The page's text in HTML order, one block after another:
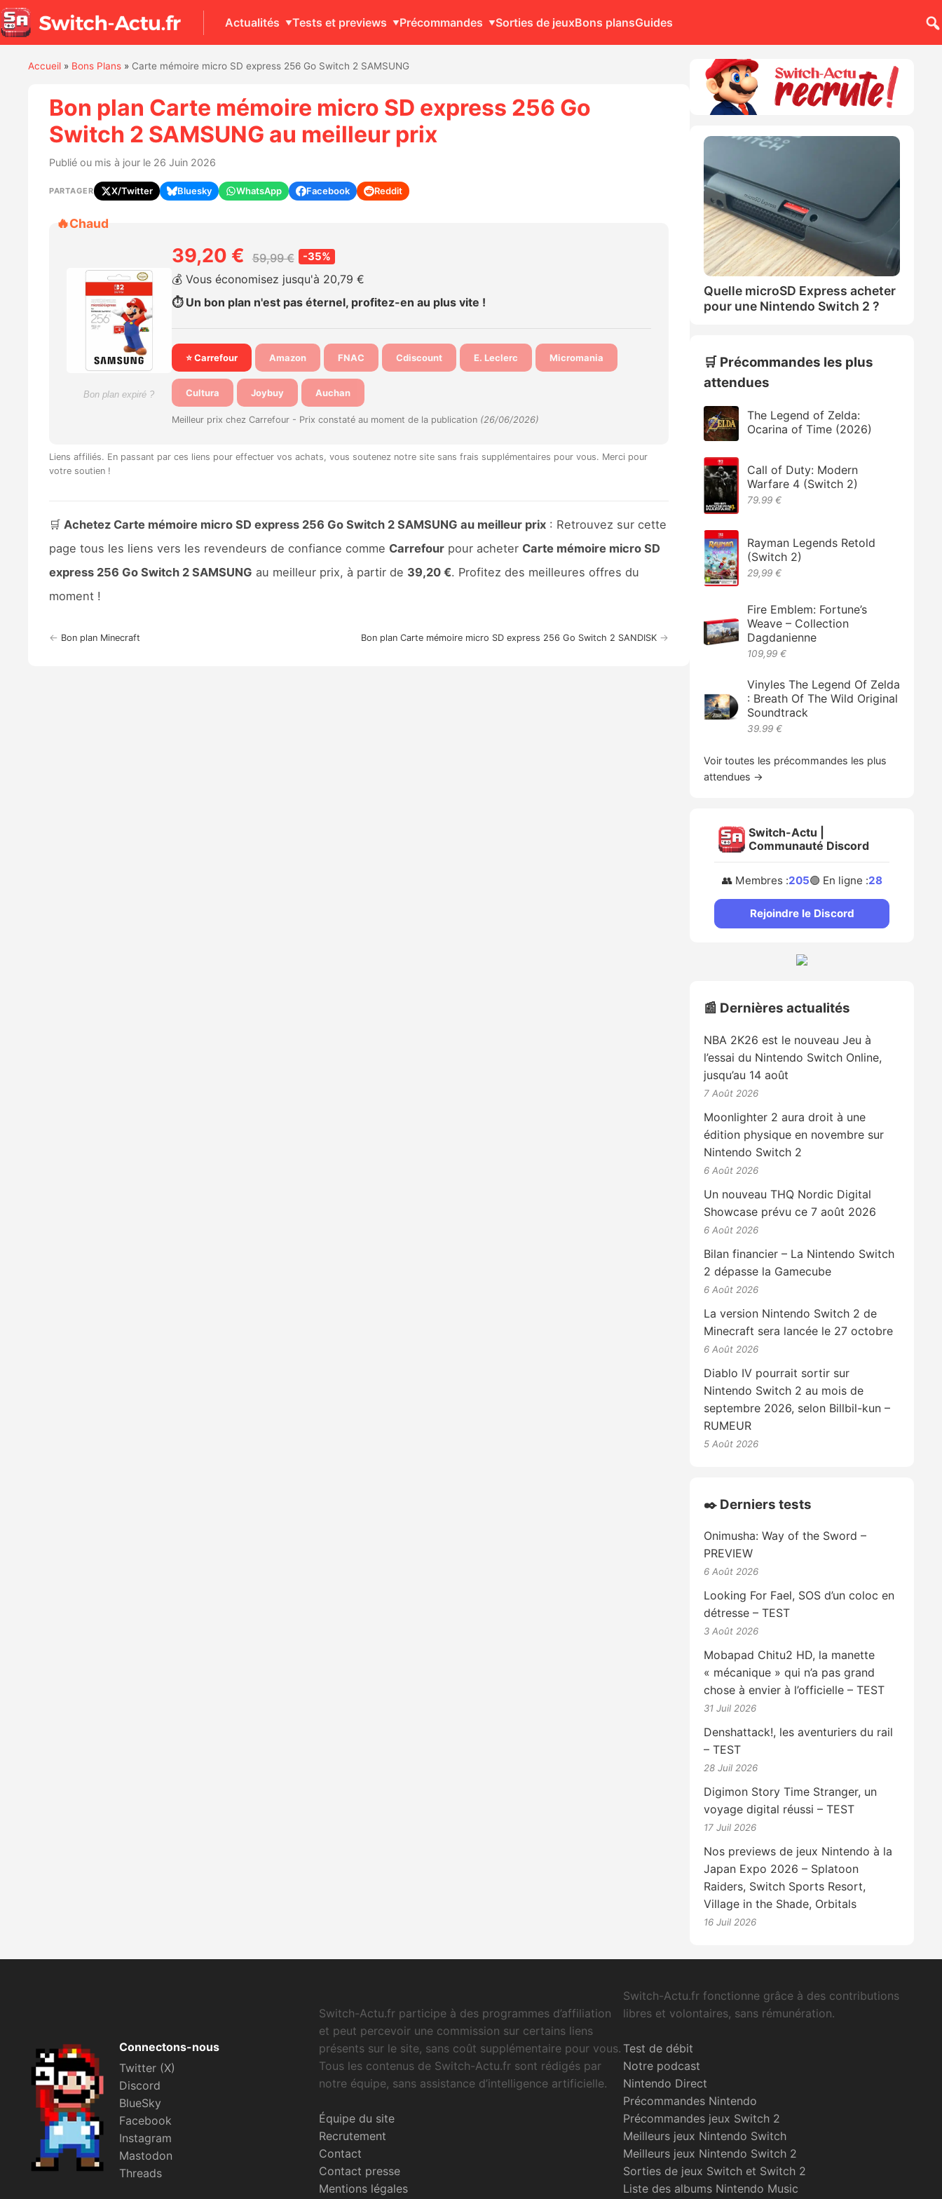
Actualités Tests et previews Précommandes Sorties de jeuxBons plansGuides
Accueil» Bons Plans» Carte mémoire micro SD express 256 Go Switch 2 SAMSUNG
Bon plan Carte mémoire micro SD express 256 Go
Switch 2 SAMSUNG au meilleur prix
Publié ou mis à jour le 26 Juin 2026
PARTAGER X/Twitter Bluesky WhatsApp Facebook Reddit
🔥Chaud
Bon plan expiré ?
39,20 € 59,99 € -35%
💰 Vous économisez jusqu'à 20,79 €
⏱️ Un bon plan n'est pas éternel, profitez-en au plus vite !
⭐ Carrefour Amazon FNAC Cdiscount E. Leclerc Micromania
Cultura Joybuy Auchan
Meilleur prix chez Carrefour - Prix constaté au moment de la publication (26/06/2026)
Liens affiliés. En passant par ces liens pour effectuer vos achats, vous soutenez notre site sans frais supplémentaires pour vous. Merci pour
votre soutien !
🛒 Achetez Carte mémoire micro SD express 256 Go Switch 2 SAMSUNG au meilleur prix: Retrouvez sur cette
page tous les liens vers les revendeurs de confiance comme Carrefourpour acheter Carte mémoire micro SD
express 256 Go Switch 2 SAMSUNG au meilleur prix, à partir de 39,20 €. Profitez des meilleures offres du
moment !
← Bon plan Minecraft Bon plan Carte mémoire micro SD express 256 Go Switch 2 SANDISK →
Quelle microSD Express acheter
pour une Nintendo Switch 2 ?
🛒 Précommandes les plus
attendues
The Legend of Zelda:
Ocarina of Time (2026)
Call of Duty: Modern
Warfare 4 (Switch 2)
79.99 €
Rayman Legends Retold
(Switch 2)
29,99 €
Fire Emblem: Fortune’s
Weave – Collection
Dagdanienne
109,99 €
Vinyles The Legend Of Zelda
: Breath Of The Wild Original
Soundtrack
39.99 €
Voir toutes les précommandes les plus
attendues →
Switch-Actu |
Communauté Discord
👥 Membres :205🟢 En ligne :28
Rejoindre le Discord
📰 Dernières actualités
NBA 2K26 est le nouveau Jeu à
l’essai du Nintendo Switch Online,
jusqu’au 14 août
7 Août 2026
Moonlighter 2 aura droit à une
édition physique en novembre sur
Nintendo Switch 2
6 Août 2026
Un nouveau THQ Nordic Digital
Showcase prévu ce 7 août 2026
6 Août 2026
Bilan financier – La Nintendo Switch
2 dépasse la Gamecube
6 Août 2026
La version Nintendo Switch 2 de
Minecraft sera lancée le 27 octobre
6 Août 2026
Diablo IV pourrait sortir sur
Nintendo Switch 2 au mois de
septembre 2026, selon Billbil-kun –
RUMEUR
5 Août 2026
✒️ Derniers tests
Onimusha: Way of the Sword –
PREVIEW
6 Août 2026
Looking For Fael, SOS d’un coloc en
détresse – TEST
3 Août 2026
Mobapad Chitu2 HD, la manette
« mécanique » qui n’a pas grand
chose à envier à l’officielle – TEST
31 Juil 2026
Denshattack!, les aventuriers du rail
– TEST
28 Juil 2026
Digimon Story Time Stranger, un
voyage digital réussi – TEST
17 Juil 2026
Nos previews de jeux Nintendo à la
Japan Expo 2026 – Splatoon
Raiders, Switch Sports Resort,
Village in the Shade, Orbitals
16 Juil 2026
Connectons-nous
Twitter (X)
Discord
BlueSky
Facebook
Instagram
Mastodon
Threads
Switch-Actu.fr participe à des programmes d’affiliation
et peut percevoir une commission sur certains liens
présents sur le site, sans coût supplémentaire pour vous.
Tous les contenus de Switch-Actu.fr sont rédigés par
notre équipe, sans assistance d’intelligence artificielle.
Équipe du site
Recrutement
Contact
Contact presse
Mentions légales
Switch-Actu.fr fonctionne grâce à des contributions
libres et volontaires, sans rémunération.
Test de débit
Notre podcast
Nintendo Direct
Précommandes Nintendo
Précommandes jeux Switch 2
Meilleurs jeux Nintendo Switch
Meilleurs jeux Nintendo Switch 2
Sorties de jeux Switch et Switch 2
Liste des albums Nintendo Music